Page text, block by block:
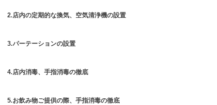
2.店内の定期的な換気、空気清浄機の設置
3.パーテーションの設置
4.店内消毒、手指消毒の徹底
5.お飲み物ご提供の際、手指消毒の徹底